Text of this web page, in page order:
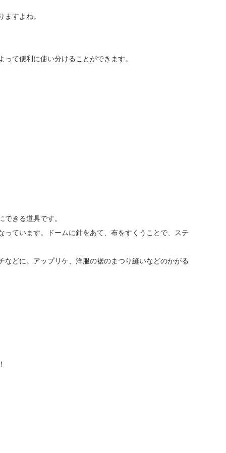
すよね。
て便利に使い分けることができます。
きる道具です。
ています。ドームに針をあて、布をすくうことで、ステ
どに。アップリケ、洋服の裾のまつり縫いなどのかがる